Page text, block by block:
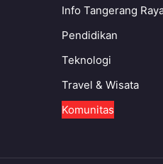
Info Tangerang
Pendidikan
Teknologi
Travel & Wisata
Komunitas